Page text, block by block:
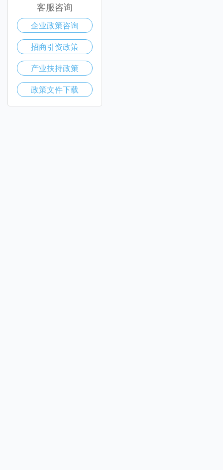
客服咨询
企业政策咨询
招商引资政策
产业扶持政策
政策文件下载